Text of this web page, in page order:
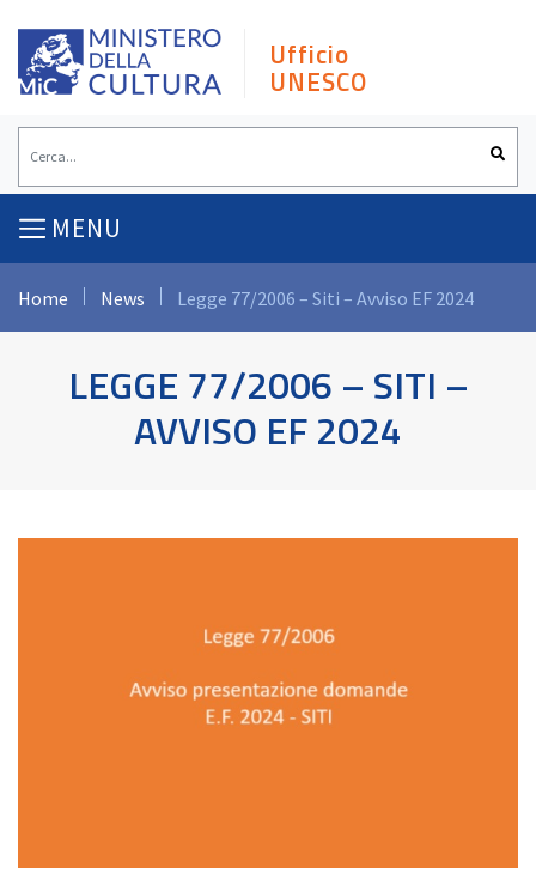
content
Ufficio
UNESCO
MENU
Home News Legge 77/2006 – Siti – Avviso EF 2024
LEGGE 77/2006 – SITI –
AVVISO EF 2024